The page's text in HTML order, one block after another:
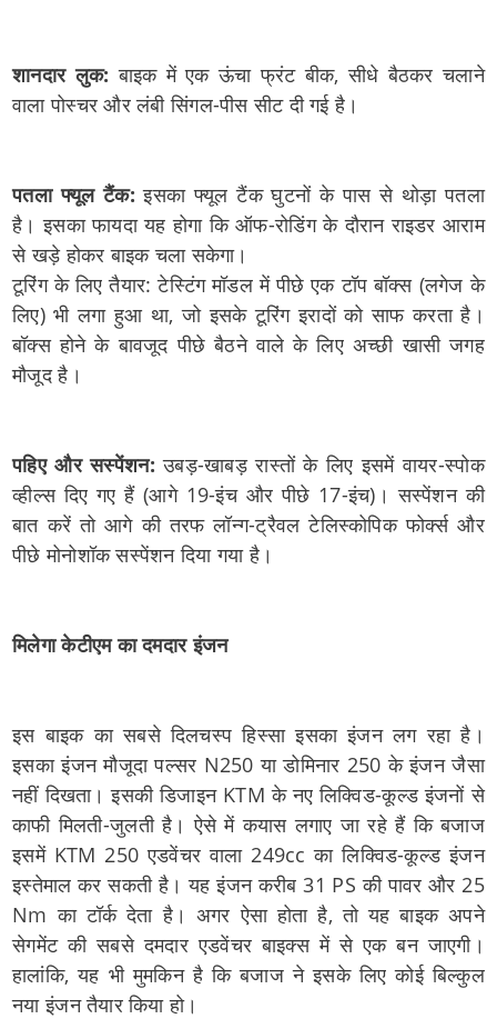
शानदार लुक: बाइक में एक ऊंचा फ्रंट बीक, सीधे बैठकर चलाने
वाला पोस्चर और लंबी सिंगल-पीस सीट दी गई है।
पतला फ्यूल टैंक:इसका फ्यूल टैंक घुटनों के पास से थोड़ा पतला
है। इसका फायदा यह होगा कि ऑफ-रोडिंग के दौरान राइडर आराम
से खड़े होकर बाइक चला सकेगा।
टूरिंग के लिए तैयार: टेस्टिंग मॉडल में पीछे एक टॉप बॉक्स (लगेज के
लिए) भी लगा हुआ था, जो इसके टूरिंग इरादों को साफ करता है।
बॉक्स होने के बावजूद पीछे बैठने वाले के लिए अच्छी खासी जगह
मौजूद है।
पहिए और सस्पेंशन: उबड़-खाबड़ रास्तों के लिए इसमें वायर-स्पोक
व्हील्स दिए गए हैं (आगे 19-इंच और पीछे 17-इंच)। सस्पेंशन की
बात करें तो आगे की तरफ लॉन्ग-ट्रैवल टेलिस्कोपिक फोर्क्स और
पीछे मोनोशॉक सस्पेंशन दिया गया है।
मिलेगा केटीएम का दमदार इंजन
इस बाइक का सबसे दिलचस्प हिस्सा इसका इंजन लग रहा है।
इसका इंजन मौजूदा पल्सर N250 या डोमिनार 250 के इंजन जैसा
नहीं दिखता। इसकी डिजाइन KTM के नए लिक्विड-कूल्ड इंजनों से
काफी मिलती-जुलती है। ऐसे में कयास लगाए जा रहे हैं कि बजाज
इसमें KTM 250 एडवेंचर वाला 249cc का लिक्विड-कूल्ड इंजन
इस्तेमाल कर सकती है। यह इंजन करीब 31 PS की पावर और 25
Nm का टॉर्क देता है। अगर ऐसा होता है, तो यह बाइक अपने
सेगमेंट की सबसे दमदार एडवेंचर बाइक्स में से एक बन जाएगी।
हालांकि, यह भी मुमकिन है कि बजाज ने इसके लिए कोई बिल्कुल
नया इंजन तैयार किया हो।